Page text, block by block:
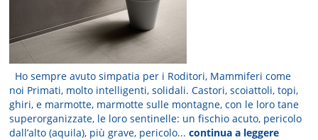
Ho sempre avuto simpatia per i Roditori, Mammiferi come
noi Primati, molto intelligenti, solidali. Castori, scoiattoli, topi,
ghiri, e marmotte, marmotte sulle montagne, con le loro tane
superorganizzate, le loro sentinelle: un fischio acuto, pericolo
dall’alto (aquila), più grave, pericolo...continua a leggere